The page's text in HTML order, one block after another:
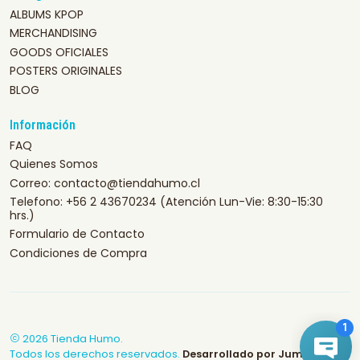
ALBUMS KPOP
MERCHANDISING
GOODS OFICIALES
POSTERS ORIGINALES
BLOG
Información
FAQ
Quienes Somos
Correo: contacto@tiendahumo.cl
Telefono: +56 2 43670234 (Atención Lun-Vie: 8:30-15:30
hrs.)
Formulario de Contacto
Condiciones de Compra
2026 Tienda Humo.
Todos los derechos reservados. Desarrollado por Jumpseller